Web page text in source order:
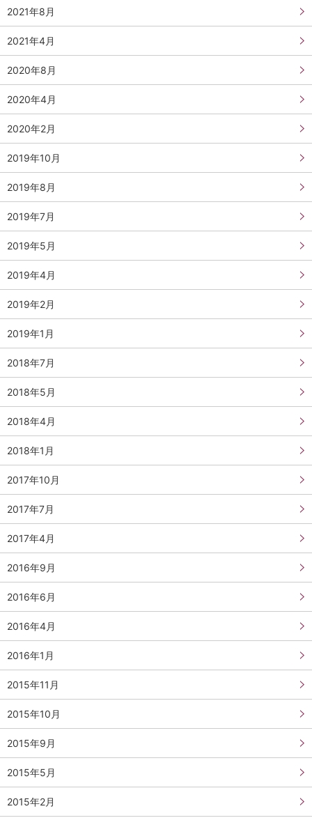
2021年8月
2021年4月
2020年8月
2020年4月
2020年2月
2019年10月
2019年8月
2019年7月
2019年5月
2019年4月
2019年2月
2019年1月
2018年7月
2018年5月
2018年4月
2018年1月
2017年10月
2017年7月
2017年4月
2016年9月
2016年6月
2016年4月
2016年1月
2015年11月
2015年10月
2015年9月
2015年5月
2015年2月